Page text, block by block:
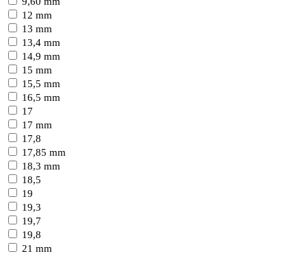
12 mm
13 mm
13,4 mm
14,9 mm
15 mm
15,5 mm
16,5 mm
17
17 mm
17,8
17,85 mm
18,3 mm
18,5
19
19,3
19,7
19,8
21 mm